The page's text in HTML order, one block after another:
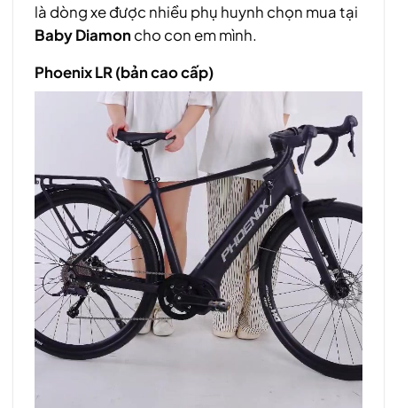
là dòng xe được nhiều phụ huynh chọn mua tại
Baby Diamoncho con em mình.
Phoenix LR (bản cao cấp)